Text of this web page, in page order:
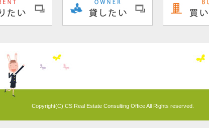
Copyright(C) CS Real Estate Consulting Office All Rights reserved.